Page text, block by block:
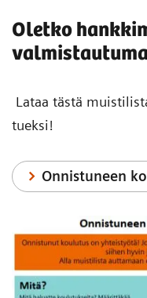
Oletko
Lataa tästä
tueksi!
Onnistuneen